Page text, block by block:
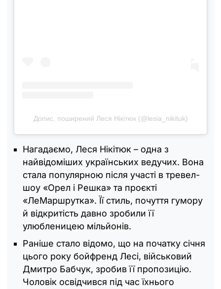
Допис, поширений Леся Нікітюк (@lesia_nikituk)
Нагадаємо, Леся Нікітюк – одна з
найвідоміших українських ведучих. Вона
стала популярною після участі в тревел-
шоу «Орел і Решка» та проєкті
«ЛеМаршрутка». Її стиль, почуття гумору
й відкритість давно зробили її
улюбленицею мільйонів.
Раніше стало відомо, що на початку січня
цього року бойфренд Лесі, військовий
Дмитро Бабчук, зробив її пропозицію.
Чоловік освідчився під час їхнього